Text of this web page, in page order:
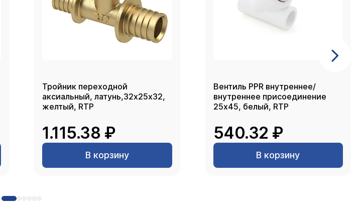
Тройник переходной
аксиальный, латунь,32х25х32,
желтый, RTP
1.115.38 ₽
В корзину
Вентиль PPR внутреннее/
внутреннее присоединение
25х45, белый, RTP
540.32 ₽
В корзину